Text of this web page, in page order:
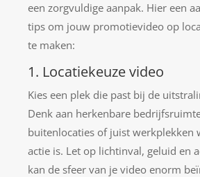
een zorgvuldige aanpak. Hier een
tips om jouw promotievideo op
te maken:
1. Locatiekeuze video
Kies een plek die past bij de
Denk aan herkenbare
buitenlocaties of juist werkplekken
actie is. Let op lichtinval, geluid en
kan de sfeer van je video enorm